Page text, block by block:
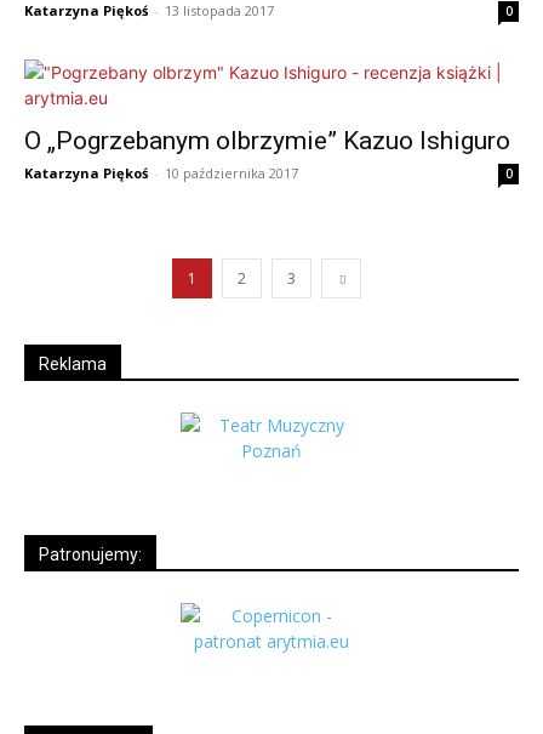
Katarzyna Piękoś - 13 listopada 2017 0
O „Pogrzebanym olbrzymie” Kazuo Ishiguro
Katarzyna Piękoś - 10 października 2017 0
1 2 3
Reklama
Patronujemy: